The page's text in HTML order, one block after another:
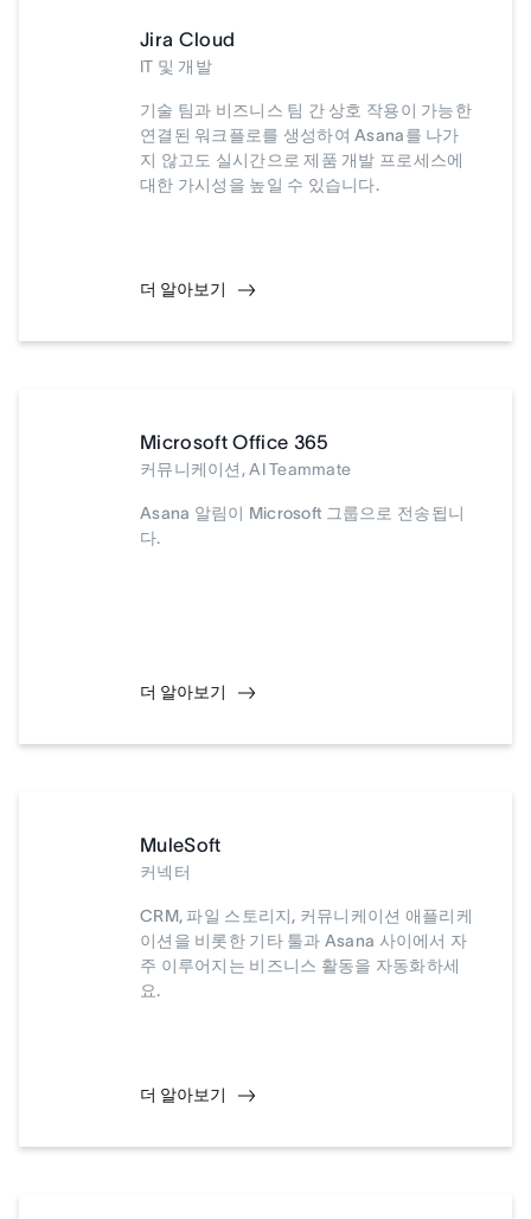
Jira Cloud
IT 및 개발
기술 팀과 비즈니스 팀 간 상호 작용이 가능한
연결된 워크플로를 생성하여 Asana를 나가
지 않고도 실시간으로 제품 개발 프로세스에
대한 가시성을 높일 수 있습니다.
더 알아보기
Microsoft Office 365
커뮤니케이션, AI Teammate
Asana 알림이 Microsoft 그룹으로 전송됩니
다.
더 알아보기
MuleSoft
커넥터
CRM, 파일 스토리지, 커뮤니케이션 애플리케
이션을 비롯한 기타 툴과 Asana 사이에서 자
주 이루어지는 비즈니스 활동을 자동화하세
요.
더 알아보기